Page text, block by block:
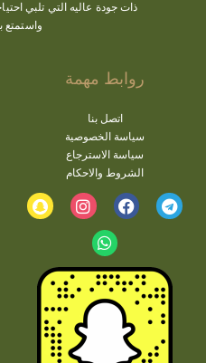
ذات جودة عاليه التي تلبي
واستمتع
روابط مهمة
اتصل بنا
سياسة الخصوصية
سياسة الاسترجاع
الشروط والاحكام